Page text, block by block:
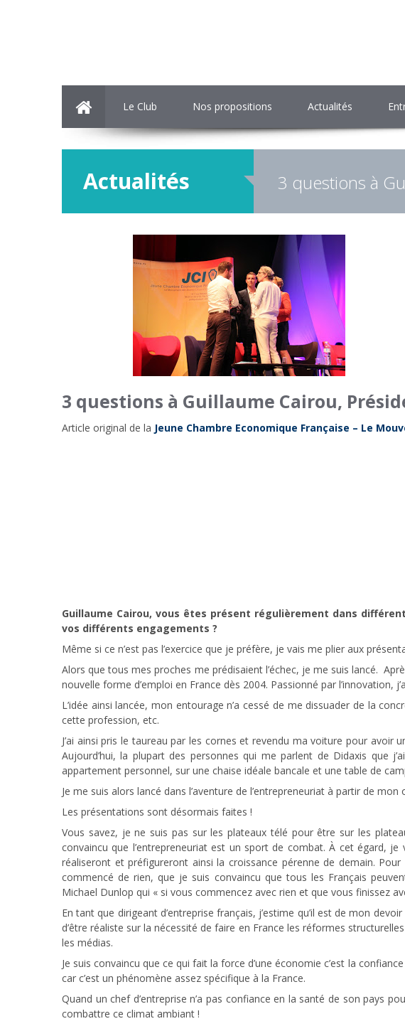
Le Club Nos propositions Actualités
Actualités 3 questions à
3 questions à Guillaume Cairou,
Article original de la Jeune Chambre Economique Française – Le
Guillaume Cairou, vous êtes présent régulièrement dans
vos différents engagements ?
Même si ce n’est pas l’exercice que je préfère, je vais me plier aux
Alors que tous mes proches me prédisaient l’échec, je me suis lancé.
nouvelle forme d’emploi en France dès 2004. Passionné par
L’idée ainsi lancée, mon entourage n’a cessé de me dissuader de la
cette profession, etc.
J’ai ainsi pris le taureau par les cornes et revendu ma voiture pour avoir
Aujourd’hui, la plupart des personnes qui me parlent de Didaxis que
appartement personnel, sur une chaise idéale bancale et une table de
Je me suis alors lancé dans l’aventure de l’entrepreneuriat à partir de
Les présentations sont désormais faites !
Vous savez, je ne suis pas sur les plateaux télé pour être sur les
convaincu que l’entrepreneuriat est un sport de combat. À cet égard, je
réaliseront et préfigureront ainsi la croissance pérenne de demain.
commencé de rien, que je suis convaincu que tous les Français
Michael Dunlop qui « si vous commencez avec rien et que vous finissez
En tant que dirigeant d’entreprise français, j’estime qu’il est de mon
d’être réaliste sur la nécessité de faire en France les réformes
les médias.
Je suis convaincu que ce qui fait la force d’une économie c’est la
car c’est un phénomène assez spécifique à la France.
Quand un chef d’entreprise n’a pas confiance en la santé de son pays
combattre ce climat ambiant !